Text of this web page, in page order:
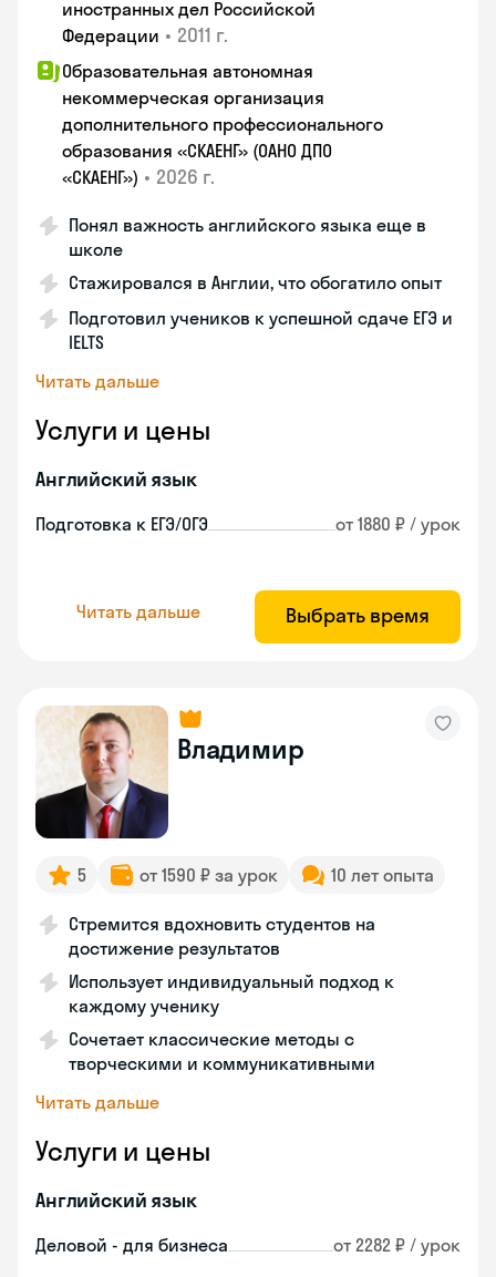
иностранных дел Российской
Федерации • 2011 г.
Образовательная автономная
некоммерческая организация
дополнительного профессионального
образования «СКАЕНГ» (ОАНО ДПО
«СКАЕНГ») • 2026 г.
Понял важность английского языка еще в
школе
Стажировался в Англии, что обогатило опыт
Подготовил учеников к успешной сдаче ЕГЭ и
IELTS
Читать дальше
Услуги и цены
Английский язык
Подготовка к ЕГЭ/ОГЭ от 1880 ₽ / урок
Читать дальше Выбрать время
Владимир
5 от 1590 ₽ за урок 10 лет опыта
Стремится вдохновить студентов на
достижение результатов
Использует индивидуальный подход к
каждому ученику
Сочетает классические методы с
творческими и коммуникативными
Читать дальше
Услуги и цены
Английский язык
Деловой - для бизнеса от 2282 ₽ / урок